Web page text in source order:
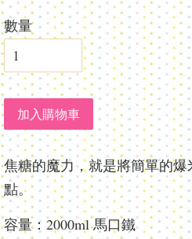
數量
加入購物車
焦糖的魔力，就是將簡單的
點。
容量：2000ml 馬口鐵